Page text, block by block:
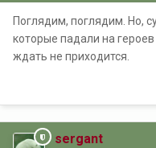
Поглядим, поглядим. Но,
которые падали на
ждать не приходится.
sergant